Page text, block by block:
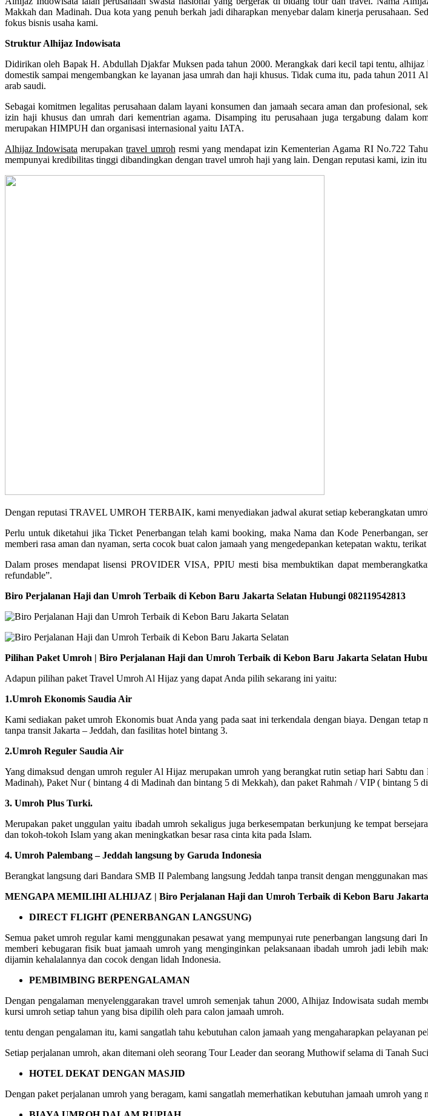
Makkah dan Madinah. Dua kota yang penuh berkah jadi diharapkan menyebar dalam kinerja perusahaan.
fokus bisnis usaha kami.
Struktur Alhijaz Indowisata
Didirikan oleh Bapak H. Abdullah Djakfar Muksen pada tahun 2000. Merangkak dari kecil tapi tentu,
domestik sampai mengembangkan ke layanan jasa umrah dan haji khusus. Tidak cuma itu, pada tahun
arab saudi.
Sebagai komitmen legalitas perusahaan dalam layani konsumen dan jamaah secara aman dan profesional,
izin haji khusus dan umrah dari kementrian agama. Disamping itu perusahaan juga tergabung dalam
merupakan HIMPUH dan organisasi internasional yaitu IATA.
Alhijaz Indowisata merupakantravel umroh resmi yang mendapat izin Kementerian Agama RI No.722
mempunyai kredibilitas tinggi dibandingkan dengan travel umroh haji yang lain. Dengan reputasi kami, izin
Dengan reputasi TRAVEL UMROH TERBAIK, kami menyediakan jadwal akurat setiap keberangkatan
Perlu untuk diketahui jika Ticket Penerbangan telah kami booking, maka Nama dan Kode Penerbangan,
memberi rasa aman dan nyaman, serta cocok buat calon jamaah yang mengedepankan ketepatan waktu,
Dalam proses mendapat lisensi PROVIDER VISA, PPIU mesti bisa membuktikan dapat
refundable”.
Biro Perjalanan Haji dan Umroh Terbaik di Kebon Baru Jakarta Selatan Hubungi 082119542813
Pilihan Paket Umroh | Biro Perjalanan Haji dan Umroh Terbaik di Kebon Baru Jakarta Selatan
Adapun pilihan paket Travel Umroh Al Hijaz yang dapat Anda pilih sekarang ini yaitu:
1.Umroh Ekonomis Saudia Air
Kami sediakan paket umroh Ekonomis buat Anda yang pada saat ini terkendala dengan biaya. Dengan
tanpa transit Jakarta – Jeddah, dan fasilitas hotel bintang 3.
2.Umroh Reguler Saudia Air
Yang dimaksud dengan umroh reguler Al Hijaz merupakan umroh yang berangkat rutin setiap hari Sabtu
Madinah), Paket Nur ( bintang 4 di Madinah dan bintang 5 di Mekkah), dan paket Rahmah / VIP ( bintang 5
3. Umroh Plus Turki.
Merupakan paket unggulan yaitu ibadah umroh sekaligus juga berkesempatan berkunjung ke tempat
dan tokoh-tokoh Islam yang akan meningkatkan besar rasa cinta kita pada Islam.
4. Umroh Palembang – Jeddah langsung by Garuda Indonesia
Berangkat langsung dari Bandara SMB II Palembang langsung Jeddah tanpa transit dengan menggunakan
MENGAPA MEMILIHI ALHIJAZ | Biro Perjalanan Haji dan Umroh Terbaik di Kebon Baru Jakarta
DIRECT FLIGHT (PENERBANGAN LANGSUNG)
Semua paket umroh regular kami menggunakan pesawat yang mempunyai rute penerbangan langsung
memberi kebugaran fisik buat jamaah umroh yang menginginkan pelaksanaan ibadah umroh jadi lebih
dijamin kehalalannya dan cocok dengan lidah Indonesia.
PEMBIMBING BERPENGALAMAN
Dengan pengalaman menyelenggarakan travel umroh semenjak tahun 2000, Alhijaz Indowisata sudah
kursi umroh setiap tahun yang bisa dipilih oleh para calon jamaah umroh.
tentu dengan pengalaman itu, kami sangatlah tahu kebutuhan calon jamaah yang mengaharapkan pelayanan
Setiap perjalanan umroh, akan ditemani oleh seorang Tour Leader dan seorang Muthowif selama di Tanah
HOTEL DEKAT DENGAN MASJID
Dengan paket perjalanan umroh yang beragam, kami sangatlah memerhatikan kebutuhan jamaah umroh